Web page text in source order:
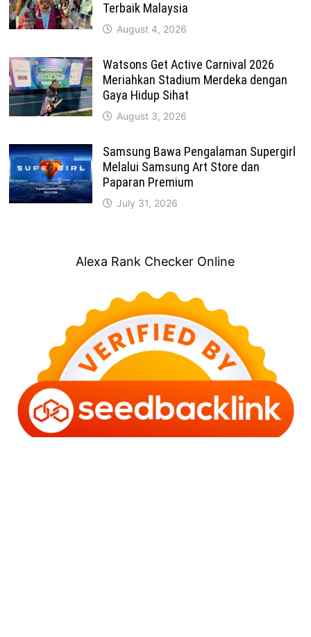
Terbaik Malaysia
August 4, 2026
Watsons Get Active Carnival 2026
Meriahkan Stadium Merdeka dengan
Gaya Hidup Sihat
August 3, 2026
Samsung Bawa Pengalaman Supergirl
Melalui Samsung Art Store dan
Paparan Premium
July 31, 2026
Alexa Rank Checker Online